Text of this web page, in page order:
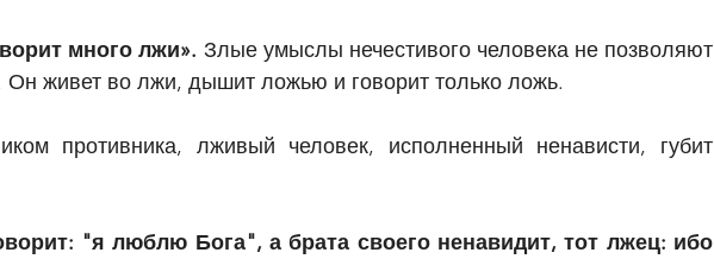
много лжи». Злые умыслы нечестивого человека не позволяют
Он живет во лжи, дышит ложью и говорит только ложь.
противника, лживый человек, исполненный ненависти, губит
"я люблю Бога", а брата своего ненавидит, тот лжец: ибо